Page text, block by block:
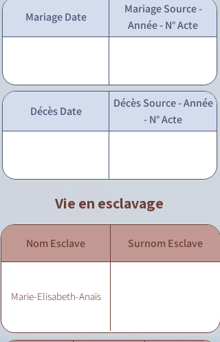
Mariage Date
Mariage Source -
Année - N° Acte
Décès Date
Décès Source - Année
- N° Acte
Vie en esclavage
Nom Esclave Surnom Esclave
Marie-Elisabeth-Anaïs